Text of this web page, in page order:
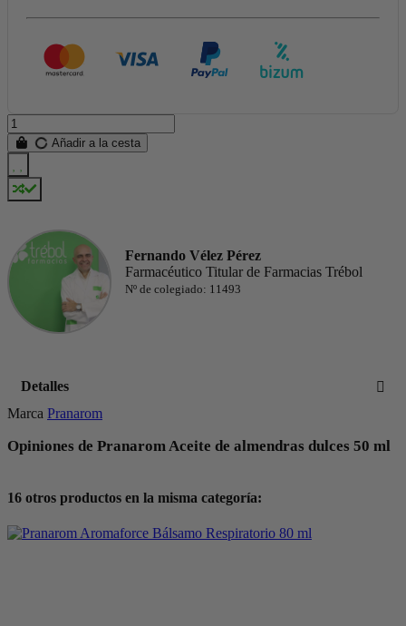
Añadir a la cesta
Fernando Vélez Pérez
Farmacéutico Titular de Farmacias Trébol
Nº de colegiado: 11493
Detalles
Marca Pranarom
Opiniones de Pranarom Aceite de almendras dulces 50 ml
16 otros productos en la misma categoría: